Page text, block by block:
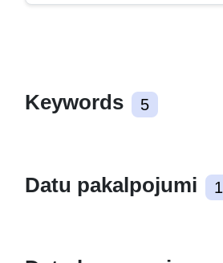
Keywords 5
Datu pakalpojumi 1